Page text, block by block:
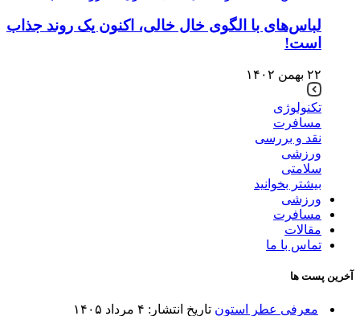
لباس‌های با الگوی خال خالی، اکنون یک روند جذاب
است!
۲۲ بهمن ۱۴۰۲
تکنولوژی
مسافرت
نقد و بررسی
ورزشی
سلامتی
بیشتر بخوانید
ورزشی
مسافرت
مقالات
تماس با ما
آخرین پست ها
معرفی عطر استون تاریخ انتشار: ۴ مرداد ۱۴۰۵